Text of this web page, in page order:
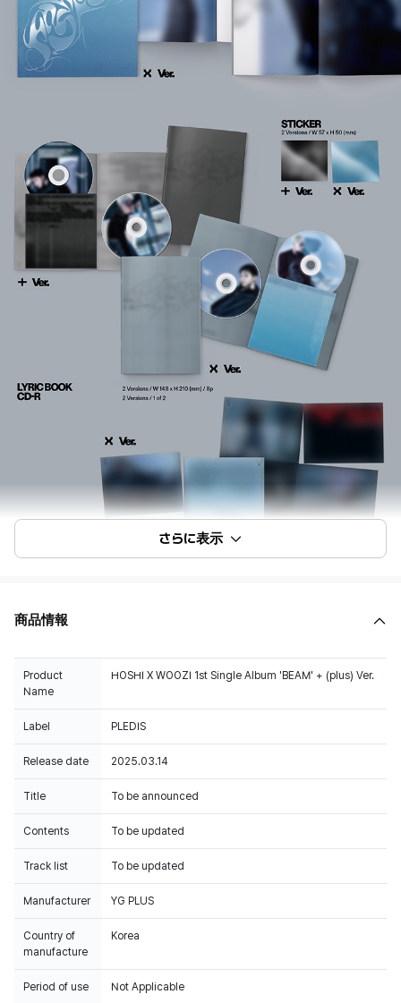
さらに表示
商品情報
Product
Name
HOSHI X WOOZI 1st Single Album 'BEAM' + (plus) Ver.
Label PLEDIS
Release date 2025.03.14
Title To be announced
Contents To be updated
Track list To be updated
Manufacturer YG PLUS
Country of
manufacture
Korea
Period of use Not Applicable